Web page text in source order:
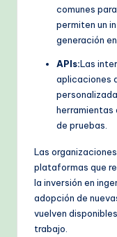
comunes
permiten un
generación
APIs:Las
aplicaciones
herramientas
de pruebas.
Las
plataformas que
la inversión en
adopción de
vuelven
trabajo.